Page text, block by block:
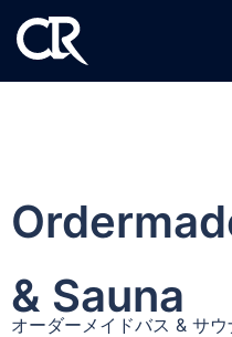
& Sauna
オーダーメイドバス & サウ